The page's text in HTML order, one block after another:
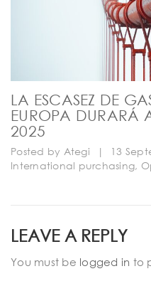
LA ESCASEZ DE
EUROPA DURARÁ
2025
Posted by Ategi | 13
International purchasing,
LEAVE A REPLY
You must be logged in to